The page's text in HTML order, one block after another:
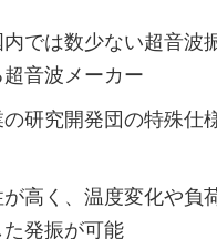
では数少ない超音波
音波メーカー
研究開発団の特殊仕
高く、温度変化や負
発振が可能